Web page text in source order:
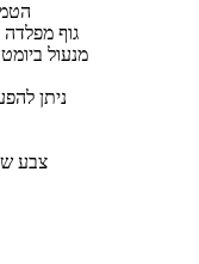
גוף מפלדה
מנעול ביומטרי
ניתן
צבע